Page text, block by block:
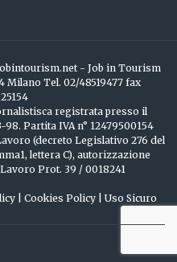
- Job in Tourism
Milano Tel. 02/48519477 fax
registrata presso il
Partita IVA n° 12479500154
(decreto Legislativo 276 del
lettera C), autorizzazione
Prot. 39 / 0018241
Cookies Policy Uso Sicuro